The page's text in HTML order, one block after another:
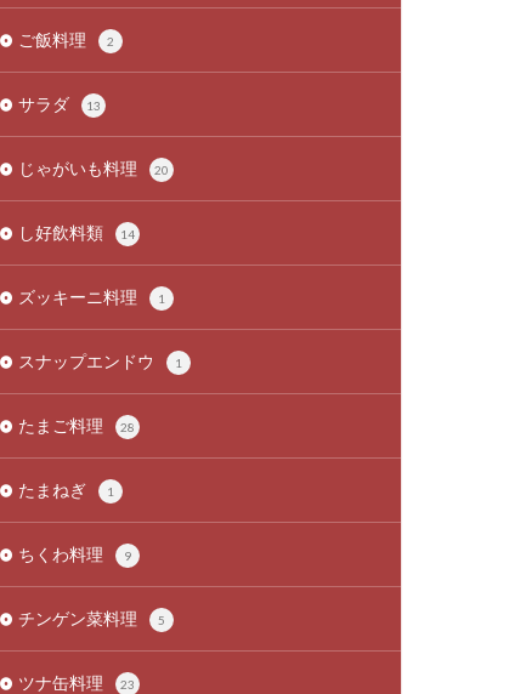
ご飯料理 2
サラダ 13
じゃがいも料理 20
し好飲料類 14
ズッキーニ料理 1
スナップエンドウ 1
たまご料理 28
たまねぎ 1
ちくわ料理 9
チンゲン菜料理 5
ツナ缶料理 23